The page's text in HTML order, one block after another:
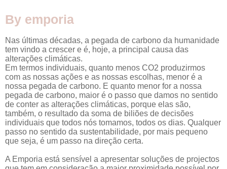
By emporia
Nas últimas décadas, a pegada de carbono da humanidade
tem vindo a crescer e é, hoje, a principal causa das
alterações climáticas.
Em termos individuais, quanto menos CO2 produzirmos
com as nossas ações e as nossas escolhas, menor é a
nossa pegada de carbono. E quanto menor for a nossa
pegada de carbono, maior é o passo que damos no sentido
de conter as alterações climáticas, porque elas são,
também, o resultado da soma de biliões de decisões
individuais que todos nós tomamos, todos os dias. Qualquer
passo no sentido da sustentabilidade, por mais pequeno
que seja, é um passo na direção certa.
A Emporia está sensível a apresentar soluções de projectos